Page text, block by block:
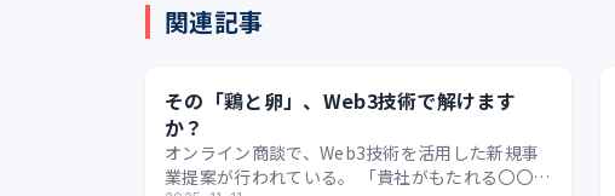
関連記事
その「鶏と卵」、Web3技術で解けます
か？
オンライン商談で、Web3技術を活用した新規事
業提案が行われている。 「貴社がもたれる〇〇デ